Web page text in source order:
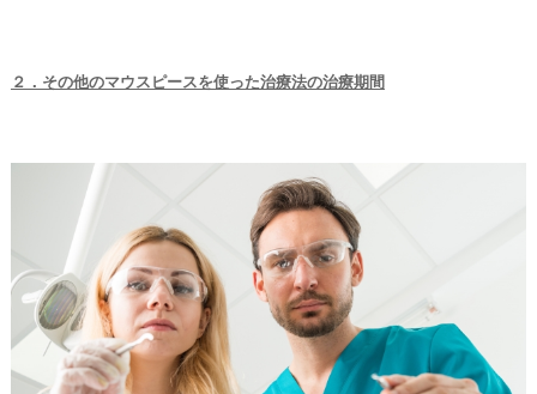
２．その他のマウスピースを使った治療法の治療期間